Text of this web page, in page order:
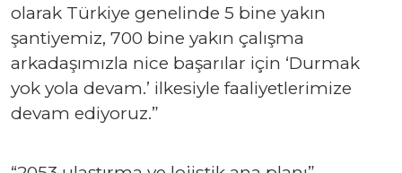
olarak Türkiye genelinde 5 bine yakın
şantiyemiz, 700 bine yakın çalışma
arkadaşımızla nice başarılar için ‘Durmak
yok yola devam.’ ilkesiyle faaliyetlerimize
devam ediyoruz.”